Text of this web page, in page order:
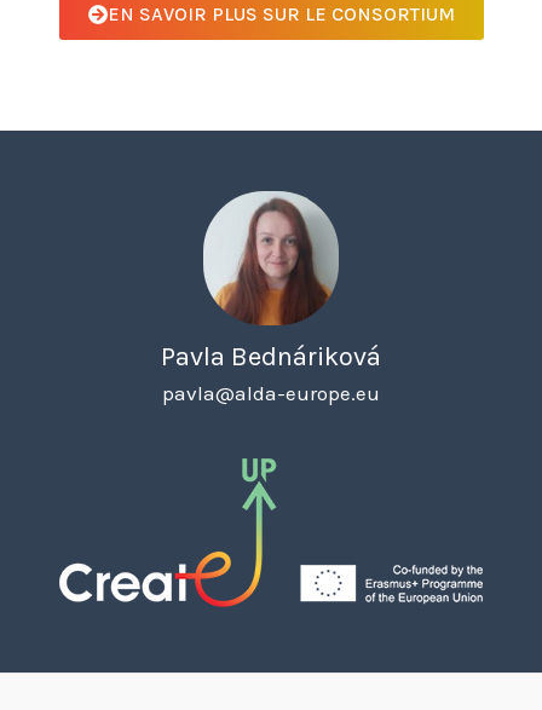
EN SAVOIR PLUS SUR LE CONSORTIUM
Pavla Bednáriková
pavla@alda-europe.eu